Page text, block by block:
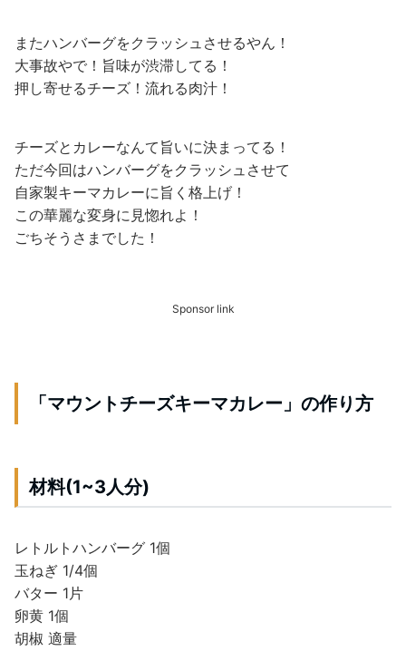
またハンバーグをクラッシュさせるやん！
大事故やで！旨味が渋滞してる！
押し寄せるチーズ！流れる肉汁！
チーズとカレーなんて旨いに決まってる！
ただ今回はハンバーグをクラッシュさせて
自家製キーマカレーに旨く格上げ！
この華麗な変身に見惚れよ！
ごちそうさまでした！
Sponsor link
「マウントチーズキーマカレー」の作り方
材料(1~3人分)
レトルトハンバーグ 1個
玉ねぎ 1/4個
バター 1片
卵黄 1個
胡椒 適量